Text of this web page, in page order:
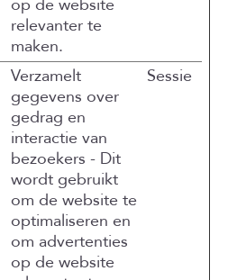
op de website
relevanter te
maken.
Verzamelt
gegevens over
gedrag en
interactie van
bezoekers - Dit
wordt gebruikt
om de website te
optimaliseren en
om advertenties
op de website
Sessie